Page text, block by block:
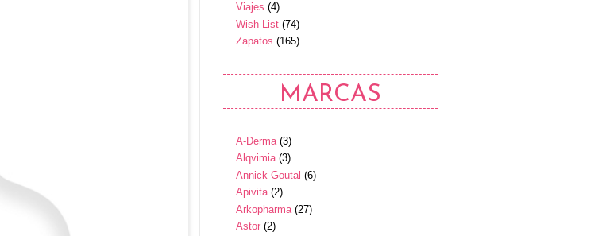
Viajes (4)
Wish List (74)
Zapatos (165)
MARCAS
A-Derma (3)
Alqvimia (3)
Annick Goutal (6)
Apivita (2)
Arkopharma (27)
Astor (2)